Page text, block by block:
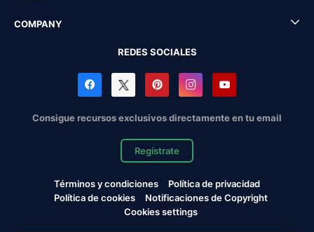
COMPANY
REDES SOCIALES
Consigue recursos exclusivos directamente en tu email
Regístrate
Términos y condiciones
Política de privacidad
Política de cookies
Notificaciones de Copyright
Cookies settings